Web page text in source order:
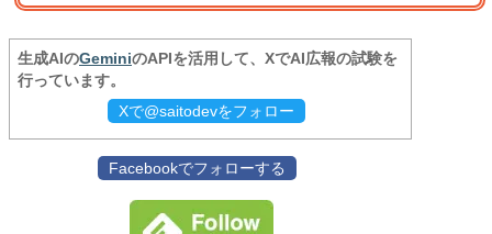
生成AIのGeminiのAPIを活用して、XでAI広報の試験を
行っています。
Xで@saitodevをフォロー
Facebookでフォローする